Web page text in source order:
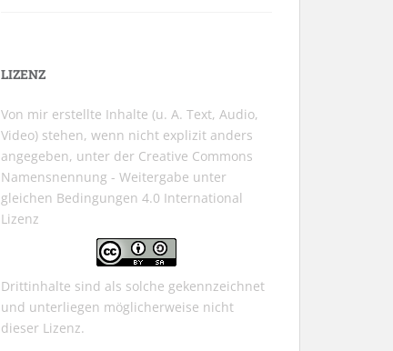
LIZENZ
Von mir erstellte Inhalte (u. A. Text, Audio,
Video) stehen, wenn nicht explizit anders
angegeben, unter der Creative Commons
Namensnennung - Weitergabe unter
gleichen Bedingungen 4.0 International
Lizenz
Drittinhalte sind als solche gekennzeichnet
und unterliegen möglicherweise nicht
dieser Lizenz.